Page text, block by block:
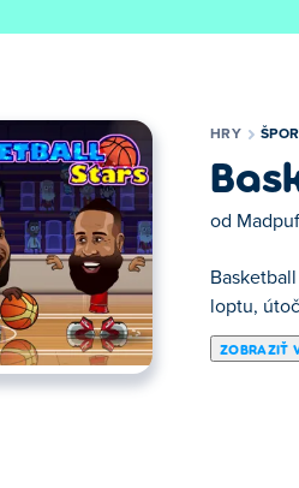
HRY
od
loptu,
ZOBRAZIŤ
zahrať Basketball Stars.